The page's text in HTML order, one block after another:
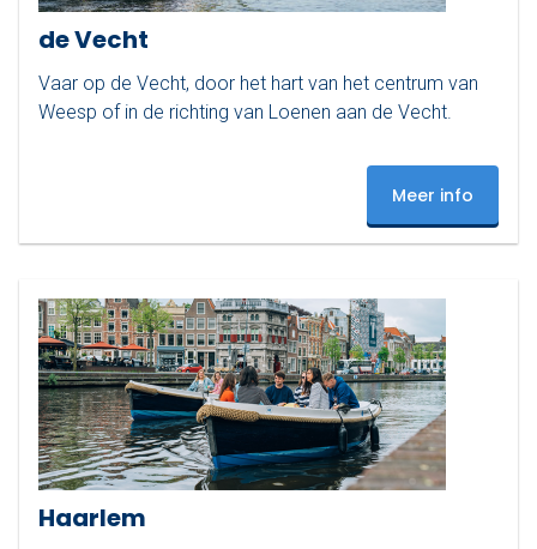
de Vecht
Vaar op de Vecht, door het hart van het centrum van
Weesp of in de richting van Loenen aan de Vecht.
Meer info
Haarlem